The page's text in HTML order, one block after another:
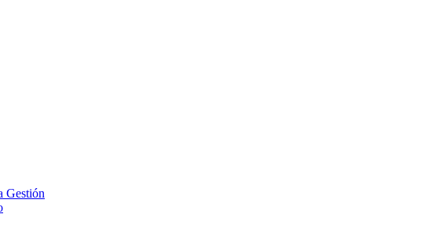
Gestión